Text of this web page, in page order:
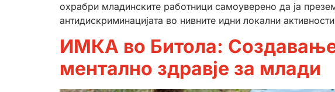
охрабри младинските работници самоуверено да ја
антидискриминацијата во нивните идни локални
ИМКА во Битола:
ментално здравје за млади